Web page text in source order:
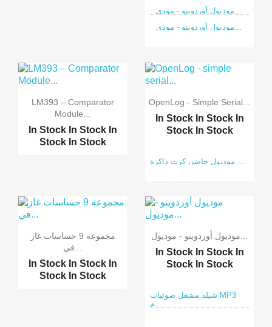
موديول أوردوينو - مودي...
موديول أوردوينو - مودي...
LM393 – Comparator
Module...
In Stock In Stock In
Stock In Stock
OpenLog - Simple Serial...
In Stock In Stock In
Stock In Stock
مجموعة 9 حساسات غاز
في...
In Stock In Stock In
Stock In Stock
موديول أوردوينو - موديول...
In Stock In Stock In
Stock In Stock
شيلد مشغل صوتيات MP3
م...